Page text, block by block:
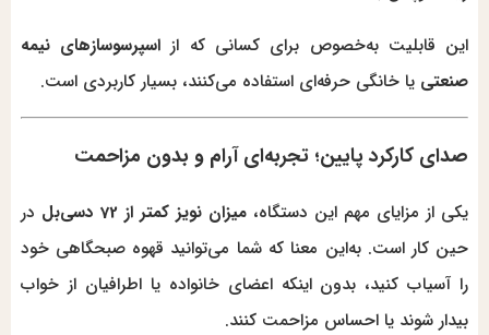
این قابلیت به‌خصوص برای کسانی که ازاسپرسوسازهای نیمه
صنعتی یا خانگی حرفه‌ای استفاده می‌کنند، بسیار کاربردی است.
صدای کارکرد پایین؛ تجربه‌ای آرام و بدون مزاحمت
یکی از مزایای مهم این دستگاه، میزان نویز کمتر از 72 دسی‌بل
در
حین کار است. به‌این معنا که شما می‌توانید قهوه صبحگاهی خود
را آسیاب کنید، بدون اینکه اعضای خانواده یا اطرافیان از خواب
بیدار شوند یا احساس مزاحمت کنند.